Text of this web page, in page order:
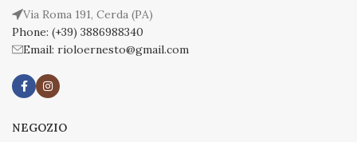
Via Roma 191, Cerda (PA)
Phone: (+39) 3886988340
Email: rioloernesto@gmail.com
NEGOZIO